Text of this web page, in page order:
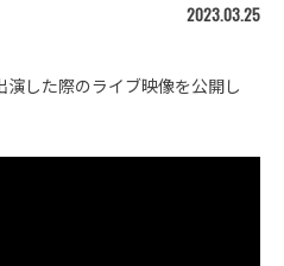
2023.03.25
演した際のライブ映像を公開し